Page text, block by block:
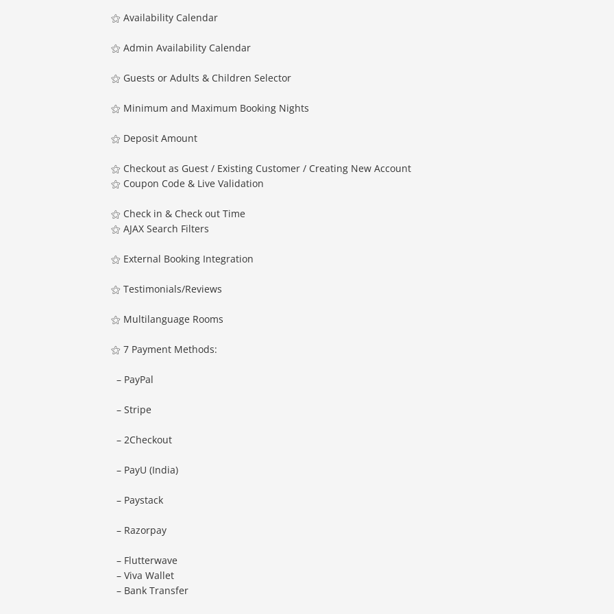
⚝ Availability Calendar
⚝ Admin Availability Calendar
⚝ Guests or Adults & Children Selector
⚝ Minimum and Maximum Booking Nights
⚝ Deposit Amount
⚝ Checkout as Guest / Existing Customer / Creating New Account
⚝ Coupon Code & Live Validation
⚝ Check in & Check out Time
⚝ AJAX Search Filters
⚝ External Booking Integration
⚝ Testimonials/Reviews
⚝ Multilanguage Rooms
⚝ 7 Payment Methods:
– PayPal
– Stripe
– 2Checkout
– PayU (India)
– Paystack
– Razorpay
– Flutterwave
– Viva Wallet
– Bank Transfer